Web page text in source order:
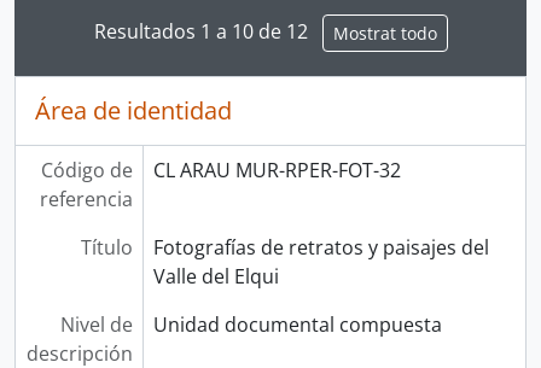
Resultados 1 a 10 de 12
Mostrat todo
Área de identidad
Código de
referencia
CL ARAU MUR-RPER-FOT-32
Título
Fotografías de retratos y paisajes del
Valle del Elqui
Nivel de
descripción
Unidad documental compuesta